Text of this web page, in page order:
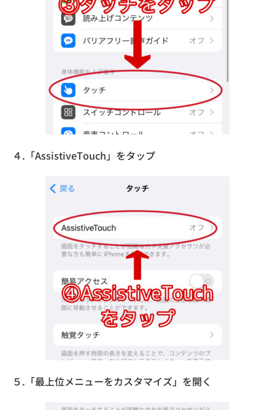
４.「AssistiveTouch」をタップ
５.「最上位メニューをカスタマイズ」を開く